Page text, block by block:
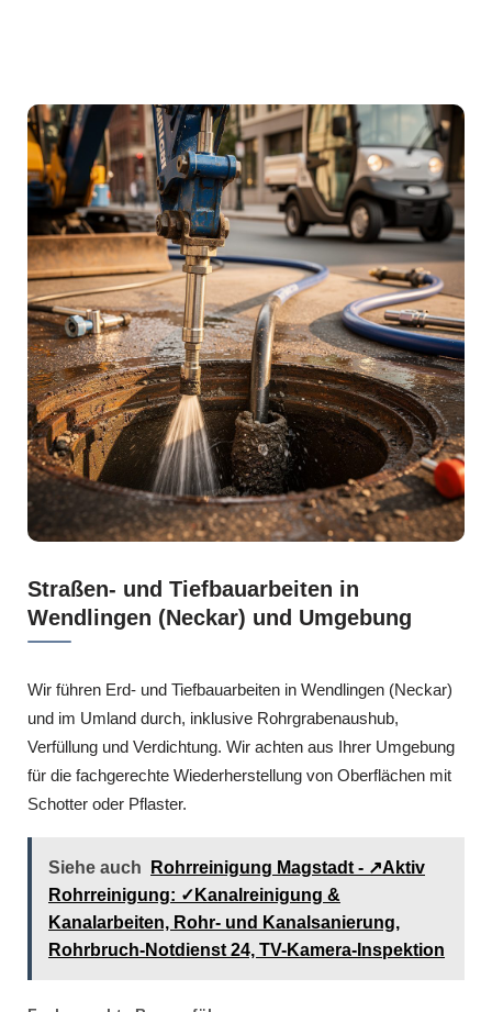
Straßen- und Tiefbauarbeiten in
Wendlingen (Neckar) und Umgebung
Wir führen Erd- und Tiefbauarbeiten in Wendlingen (Neckar)
und im Umland durch, inklusive Rohrgrabenaushub,
Verfüllung und Verdichtung. Wir achten aus Ihrer Umgebung
für die fachgerechte Wiederherstellung von Oberflächen mit
Schotter oder Pflaster.
Siehe auch
Rohrreinigung Magstadt - ↗️Aktiv
Rohrreinigung: ✓Kanalreinigung &
Kanalarbeiten, Rohr- und Kanalsanierung,
Rohrbruch-Notdienst 24, TV-Kamera-Inspektion